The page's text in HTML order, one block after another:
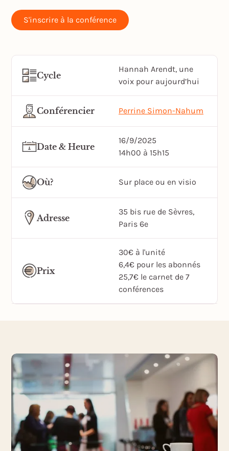
S'inscrire à la conférence
Cycle
Hannah Arendt, une
voix pour aujourd’hui
Conférencier Perrine Simon-Nahum
Date & Heure
16/9/2025
14h00 à 15h15
Où? Sur place ou en visio
Adresse
35 bis rue de Sèvres,
Paris 6e
Prix
30€ à l'unité
6,4€ pour les abonnés
25,7€ le carnet de 7
conférences